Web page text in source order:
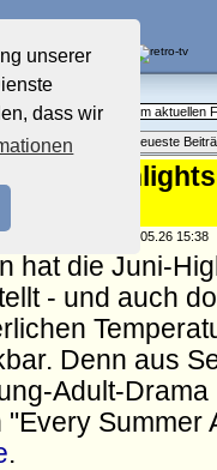
unserer
dass wir
und Meinungen zum aktuellen
• Neues Thema Neueste
Video-
Body"
, 28.05.26 15:38
hat die Juni-
- und auch
Denn aus
Adult-
"Every Summer
.